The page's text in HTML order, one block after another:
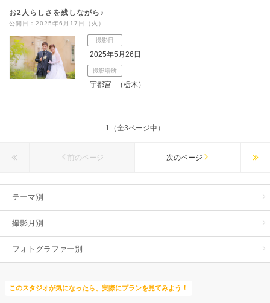
お2人らしさを残しながら♪
公開日：2025年6月17日（火）
撮影日
2025年5月26日
撮影場所
宇都宮 （栃木）
1（全3ページ中）
前のページ 次のページ
テーマ別
撮影月別
フォトグラファー別
このスタジオが気になったら、実際にプランを見てみよう！